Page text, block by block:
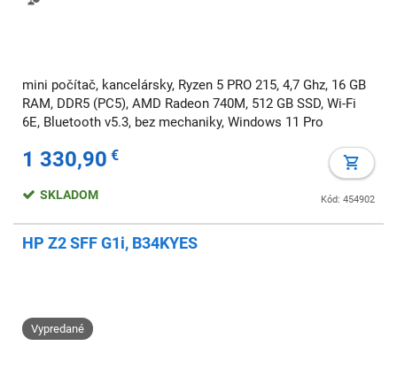
mini počítač, kancelársky, Ryzen 5 PRO 215, 4,7 Ghz, 16 GB
RAM, DDR5 (PC5), AMD Radeon 740M, 512 GB SSD, Wi-Fi
6E, Bluetooth v5.3, bez mechaniky, Windows 11 Pro
1 330,90 €
Kód: 454902
SKLADOM
HP Z2 SFF G1i, B34KYES
Vypredané